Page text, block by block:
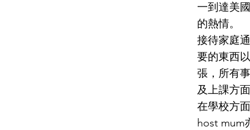
一到達美
的熱情。
接待家庭
要的東西
張，所有
及上課方面
在學校方
host mum